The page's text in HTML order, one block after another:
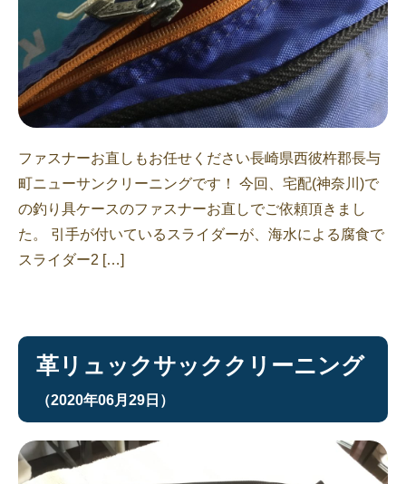
ファスナーお直しもお任せください長崎県西彼杵郡長与
町ニューサンクリーニングです！ 今回、宅配(神奈川)で
の釣り具ケースのファスナーお直しでご依頼頂​​きまし
た。 引手が付いているスライダーが、海水による腐食で
スライダー2 […]
革リュックサッククリーニング
（2020年06月29日）